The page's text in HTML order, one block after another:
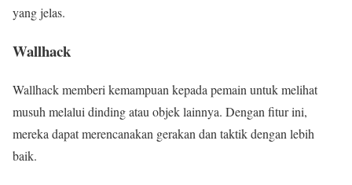
yang jelas.
Wallhack
Wallhack memberi kemampuan kepada pemain untuk melihat
musuh melalui dinding atau objek lainnya. Dengan fitur ini,
mereka dapat merencanakan gerakan dan taktik dengan lebih
baik.